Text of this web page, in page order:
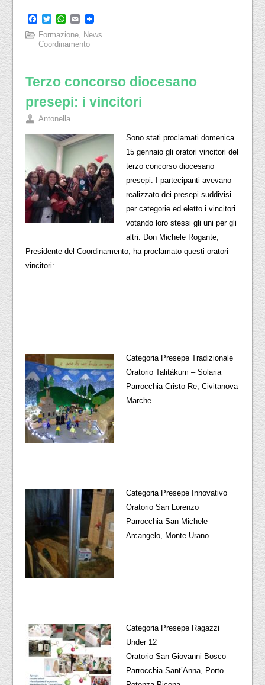
Facebook
TwitterWhatsApp
Email
Formazione, News
Coordinamento
Terzo concorso diocesano
presepi: i vincitori
Antonella
Sono stati proclamati domenica
15 gennaio gli oratori vincitori del
terzo concorso diocesano
presepi. I partecipanti avevano
realizzato dei presepi suddivisi
per categorie ed eletto i vincitori
votando loro stessi gli uni per gli
altri. Don Michele Rogante,
Presidente del Coordinamento, ha proclamato questi oratori
vincitori:
Categoria Presepe Tradizionale
Oratorio Talitàkum – Solaria
Parrocchia Cristo Re, Civitanova
Marche
Categoria Presepe Innovativo
Oratorio San Lorenzo
Parrocchia San Michele
Arcangelo, Monte Urano
Categoria Presepe Ragazzi
Under 12
Oratorio San Giovanni Bosco
Parrocchia Sant’Anna, Porto